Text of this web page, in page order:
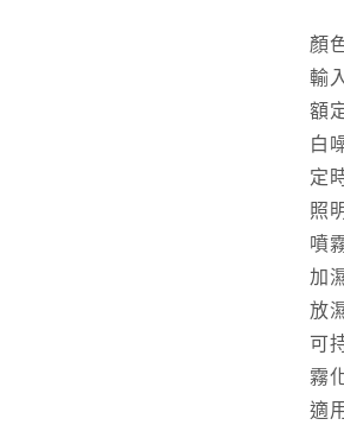
顏
輸
額
白
定
照
噴
加
放
可
霧
適